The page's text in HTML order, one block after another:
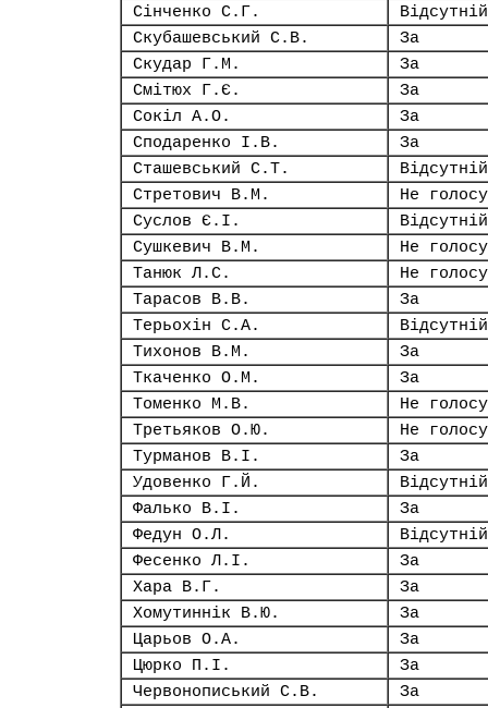
Сінченко С.Г.
Відсутній
Скубашевський С.В.
За
Скудар Г.М.
За
Смітюх Г.Є.
За
Сокіл А.О.
За
Сподаренко І.В.
За
Сташевський С.Т.
Відсутній
Стретович В.М.
Не
Суслов Є.І.
Відсутній
Сушкевич В.М.
Не
Танюк Л.С.
Не
Тарасов В.В.
За
Терьохін С.А.
Відсутній
Тихонов В.М.
За
Ткаченко О.М.
За
Томенко М.В.
Не
Третьяков О.Ю.
Не
Турманов В.І.
За
Удовенко Г.Й.
Відсутній
Фалько В.І.
За
Федун О.Л.
Відсутній
Фесенко Л.І.
За
Хара В.Г.
За
Хомутиннік В.Ю.
За
Царьов О.А.
За
Цюрко П.І.
За
Червонописький С.В.
За